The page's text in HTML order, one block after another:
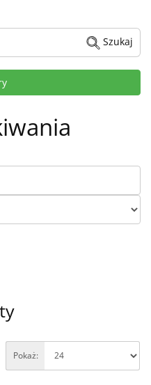
Szukaj
Pokaż: